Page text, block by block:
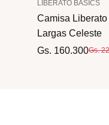
LIBERATO BASICS
Camisa
Largas Celeste
Gs. 160.300Gs.